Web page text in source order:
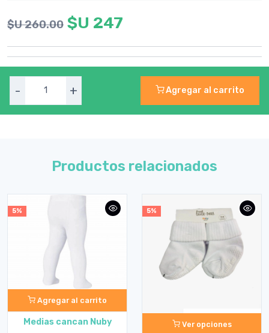
$U 260.00 $U 247
- + Agregar al carrito
Productos relacionados
5%
Agregar al carrito
Medias cancan Nuby
5%
Ver opciones